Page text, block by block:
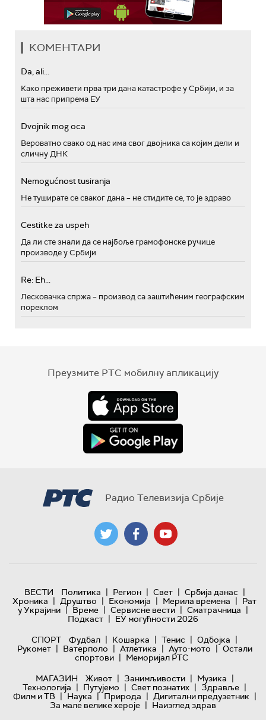
КОМЕНТАРИ
Da, ali...
Како преживети прва три дана катастрофе у Србији, и за
шта нас припрема ЕУ
Dvojnik mog oca
Вероватно свако од нас има свог двојника са којим дели и
сличну ДНК
Nemogućnost tusiranja
Не туширате се сваког дана – не стидите се, то је здраво
Cestitke za uspeh
Да ли сте знали да се најбоље грамофонске ручице
производе у Србији
Re: Eh...
Лесковачка спржа – производ са заштићеним географским
пореклом
Преузмите РТС мобилну апликацију
Радио Телевизија Србије
ВЕСТИ Политика | Регион | Свет | Србија данас |
Хроника | Друштво | Економија | Мерила времена | Рат
у Украјини | Време | Сервисне вести | Сматрачница |
Подкаст | ЕУ могућности 2026
СПОРТ
Фудбал | Кошарка | Тенис | Одбојка |
Рукомет | Ватерполо | Атлетика | Ауто-мото | Остали
спортови | Меморијал РТС
МАГАЗИН
Живот | Занимљивости | Музика |
Технологијa | Путујемо | Свет познатих | Здравље |
Филм и ТВ | Наука | Природа | Дигитални предузетник |
За мале велике хероје | Наизглед здрав